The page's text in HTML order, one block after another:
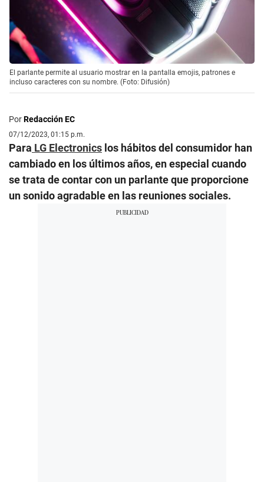
El parlante permite al usuario mostrar en la pantalla emojis, patrones e
incluso caracteres con su nombre. (Foto: Difusión)
PorRedacción EC
07/12/2023, 01:15 p.m.
Para LG Electronics los hábitos del consumidor han
cambiado en los últimos años, en especial cuando
se trata de contar con un parlante que proporcione
un sonido agradable en las reuniones sociales.